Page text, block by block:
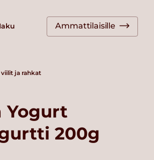
Ammattilaisille
ja rahkat
Yogurt
200g